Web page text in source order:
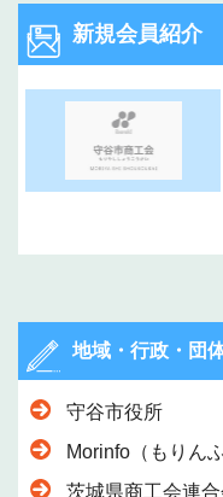
新規会員紹介
地域・行政・団
守谷市役所
Morinfo（もりん
茨城県商工会連合